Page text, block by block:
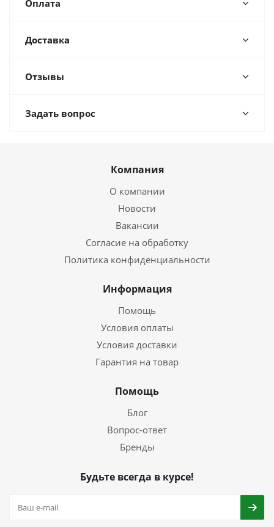
Оплата
Доставка
Отзывы
Задать вопрос
Компания
О компании
Новости
Вакансии
Согласие на обработку
Политика конфиденциальности
Информация
Помощь
Условия оплаты
Условия доставки
Гарантия на товар
Помощь
Блог
Вопрос-ответ
Бренды
Будьте всегда в курсе!